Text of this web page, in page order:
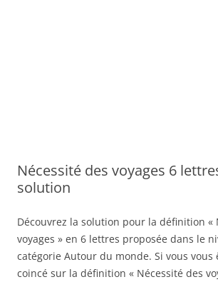
Nécessité des voyages 6
solution
Découvrez la solution pour la définition «
voyages » en 6 lettres proposée dans le
catégorie Autour du monde. Si vous vous
coincé sur la définition « Nécessité des